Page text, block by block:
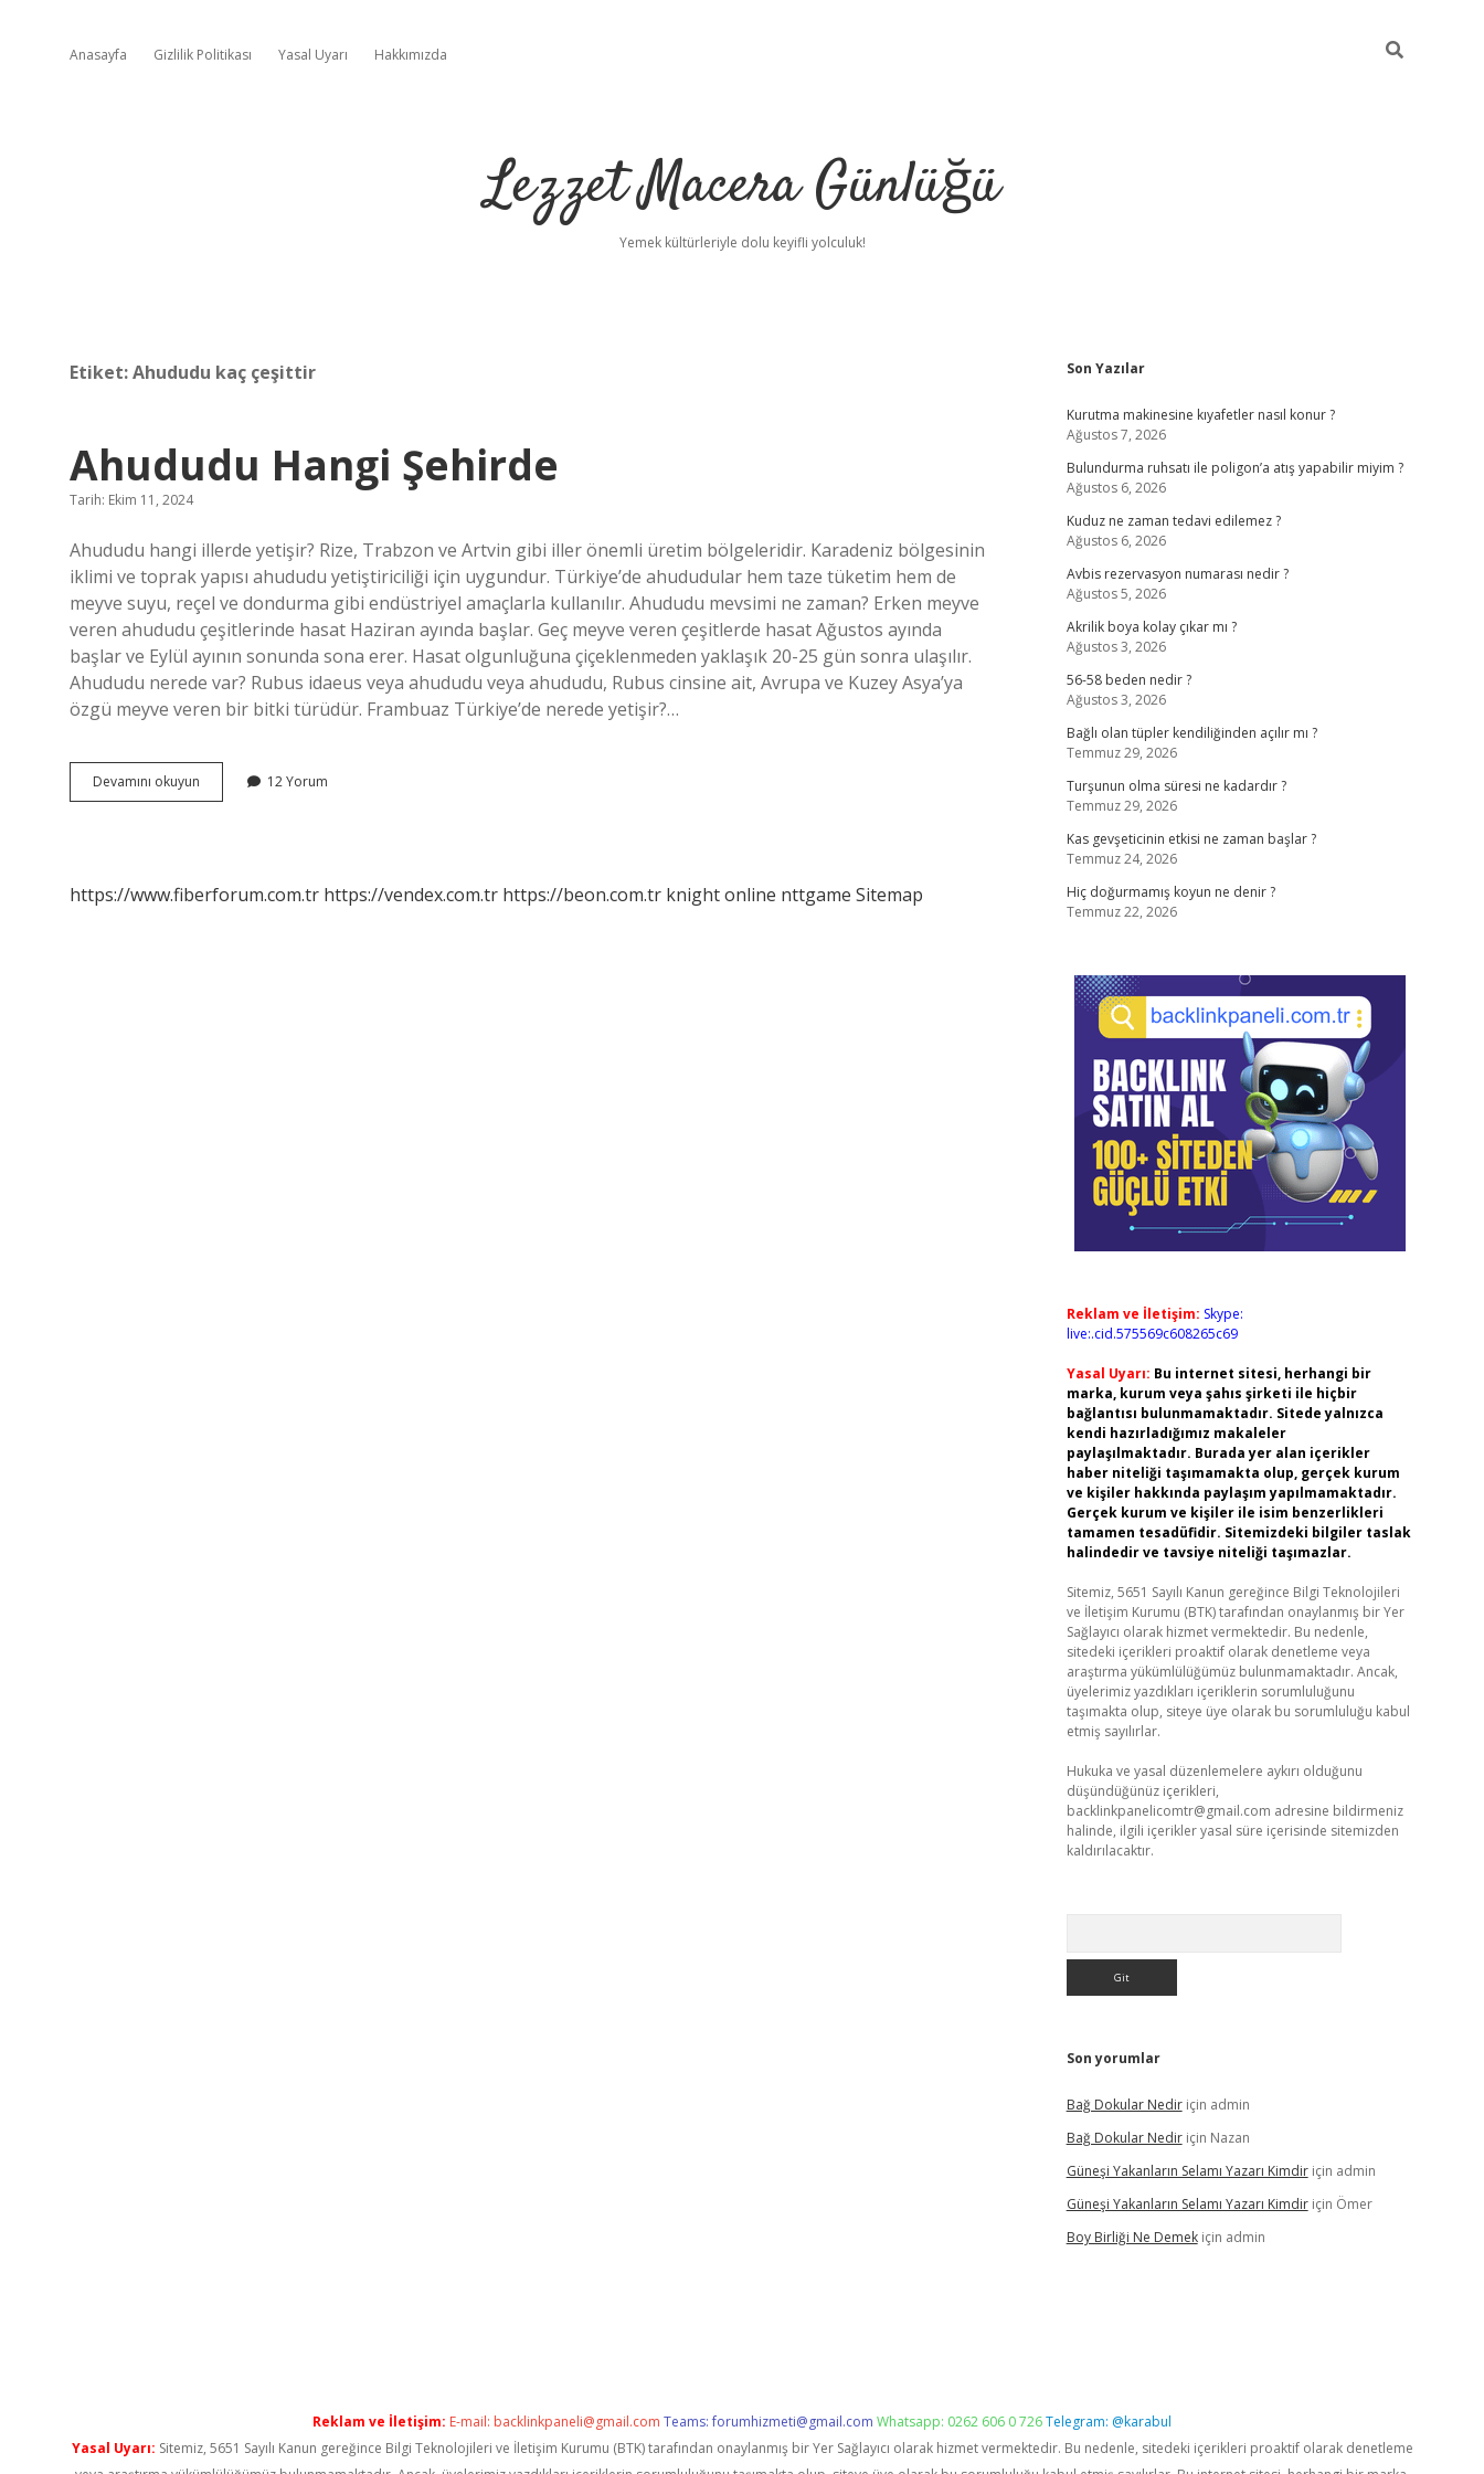
Anasayfa Gizlilik Politikası Yasal Uyarı Hakkımızda
Lezzet Macera Günlüğü
Yemek kültürleriyle dolu keyifli yolculuk!
Etiket:Ahududu kaç çeşittir
Ahududu Hangi Şehirde
Tarih: Ekim 11, 2024
Ahududu hangi illerde yetişir? Rize, Trabzon ve Artvin gibi iller önemli üretim bölgeleridir. Karadeniz bölgesinin
iklimi ve toprak yapısı ahududu yetiştiriciliği için uygundur. Türkiye’de ahududular hem taze tüketim hem de
meyve suyu, reçel ve dondurma gibi endüstriyel amaçlarla kullanılır. Ahududu mevsimi ne zaman? Erken meyve
veren ahududu çeşitlerinde hasat Haziran ayında başlar. Geç meyve veren çeşitlerde hasat Ağustos ayında
başlar ve Eylül ayının sonunda sona erer. Hasat olgunluğuna çiçeklenmeden yaklaşık 20-25 gün sonra ulaşılır.
Ahududu nerede var? Rubus idaeus veya ahududu veya ahududu, Rubus cinsine ait, Avrupa ve Kuzey Asya’ya
özgü meyve veren bir bitki türüdür. Frambuaz Türkiye’de nerede yetişir?…
Devamını okuyun Ahududu
Hangi
12 Yorum
https://www.fiberforum.com.tr https://vendex.com.tr https://beon.com.tr knight online nttgame Sitemap
Sidebar
Son Yazılar
Kurutma makinesine kıyafetler nasıl konur ?
Ağustos 7, 2026
Bulundurma ruhsatı ile poligon’a atış yapabilir miyim ?
Ağustos 6, 2026
Kuduz ne zaman tedavi edilemez ?
Ağustos 6, 2026
Avbis rezervasyon numarası nedir ?
Ağustos 5, 2026
Akrilik boya kolay çıkar mı ?
Ağustos 3, 2026
56-58 beden nedir ?
Ağustos 3, 2026
Bağlı olan tüpler kendiliğinden açılır mı ?
Temmuz 29, 2026
Turşunun olma süresi ne kadardır ?
Temmuz 29, 2026
Kas gevşeticinin etkisi ne zaman başlar ?
Temmuz 24, 2026
Hiç doğurmamış koyun ne denir ?
Temmuz 22, 2026
Reklam ve İletişim: Skype:
live:.cid.575569c608265c69
Yasal Uyarı: Bu internet sitesi, herhangi bir
marka, kurum veya şahıs şirketi ile hiçbir
bağlantısı bulunmamaktadır. Sitede yalnızca
kendi hazırladığımız makaleler
paylaşılmaktadır. Burada yer alan içerikler
haber niteliği taşımamakta olup, gerçek kurum
ve kişiler hakkında paylaşım yapılmamaktadır.
Gerçek kurum ve kişiler ile isim benzerlikleri
tamamen tesadüfidir. Sitemizdeki bilgiler taslak
halindedir ve tavsiye niteliği taşımazlar.
Sitemiz, 5651 Sayılı Kanun gereğince Bilgi Teknolojileri
ve İletişim Kurumu (BTK) tarafından onaylanmış bir Yer
Sağlayıcı olarak hizmet vermektedir. Bu nedenle,
sitedeki içerikleri proaktif olarak denetleme veya
araştırma yükümlülüğümüz bulunmamaktadır. Ancak,
üyelerimiz yazdıkları içeriklerin sorumluluğunu
taşımakta olup, siteye üye olarak bu sorumluluğu kabul
etmiş sayılırlar.
Hukuka ve yasal düzenlemelere aykırı olduğunu
düşündüğünüz içerikleri,
backlinkpanelicomtr@gmail.com adresine bildirmeniz
halinde, ilgili içerikler yasal süre içerisinde sitemizden
kaldırılacaktır.
Son yorumlar
Bağ Dokular Nediriçin admin
Bağ Dokular Nediriçin Nazan
Güneşi Yakanların Selamı Yazarı Kimdiriçin admin
Güneşi Yakanların Selamı Yazarı Kimdiriçin Ömer
Boy Birliği Ne Demekiçin admin
Reklam ve İletişim: E-mail: backlinkpaneli@gmail.com Teams:forumhizmeti@gmail.com Whatsapp: 0262 606 0 726Telegram: @karabul
Yasal Uyarı: Sitemiz, 5651 Sayılı Kanun gereğince Bilgi Teknolojileri ve İletişim Kurumu (BTK) tarafından onaylanmış bir Yer Sağlayıcı olarak hizmet vermektedir. Bu nedenle, sitedeki içerikleri proaktif olarak denetleme